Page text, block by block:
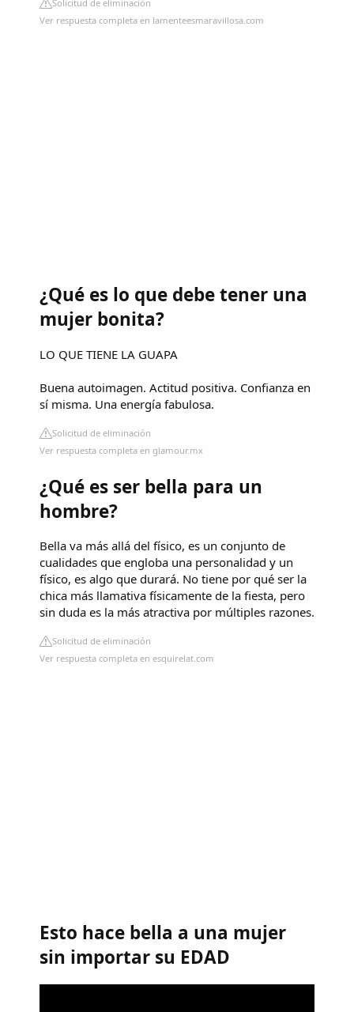
Solicitud de eliminación
Ver respuesta completa en lamenteesmaravillosa.com
¿Qué es lo que debe tener una
mujer bonita?
LO QUE TIENE LA GUAPA
Buena autoimagen. Actitud positiva. Confianza en
sí misma. Una energía fabulosa.
Solicitud de eliminación
Ver respuesta completa en glamour.mx
¿Qué es ser bella para un
hombre?
Bella va más allá del físico, es un conjunto de
cualidades que engloba una personalidad y un
físico, es algo que durará. No tiene por qué ser la
chica más llamativa físicamente de la fiesta, pero
sin duda es la más atractiva por múltiples razones.
Solicitud de eliminación
Ver respuesta completa en esquirelat.com
Esto hace bella a una mujer
sin importar su EDAD